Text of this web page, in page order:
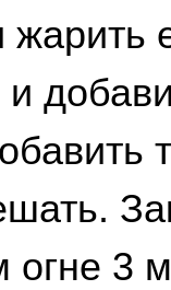
жарить
огне 3